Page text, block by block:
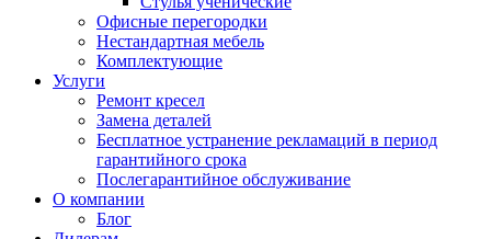
Офисные перегородки
Нестандартная мебель
Комплектующие
Услуги
Ремонт кресел
Замена деталей
Бесплатное устранение рекламаций в период
гарантийного срока
Послегарантийное обслуживание
О компании
Блог